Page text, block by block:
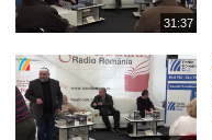
31:37